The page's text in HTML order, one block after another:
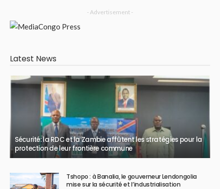
- Advertisement -
Latest News
Sécurité: la RDC et la Zambie affûtent les stratégies pour la
protection de leur frontière commune
Tshopo : à Banalia, le gouverneur Lendongolia
mise sur la sécurité et l’industrialisation